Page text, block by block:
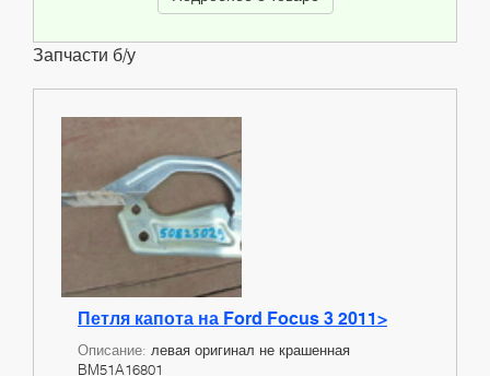
Запчасти б/у
Петля капота на Ford Focus 3 2011>
Описание: левая оригинал не крашенная
BM51A16801